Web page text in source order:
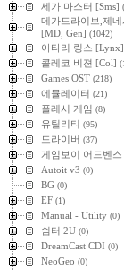
세가 마스터 [Sms]
메가드라이브,제네
[MD, Gen] (1042)
아타리 링스 [Lynx]
콜레코 비젼 [Col]
Games OST (218)
에뮬레이터 (21)
플레시 게임 (8)
유틸리티 (95)
드라이버 (37)
게임보이 어드벤스
Autoit v3 (0)
BG (0)
EF (1)
Manual - Utility (0)
쉼터 2U (0)
DreamCast CDI (0)
NeoGeo (0)